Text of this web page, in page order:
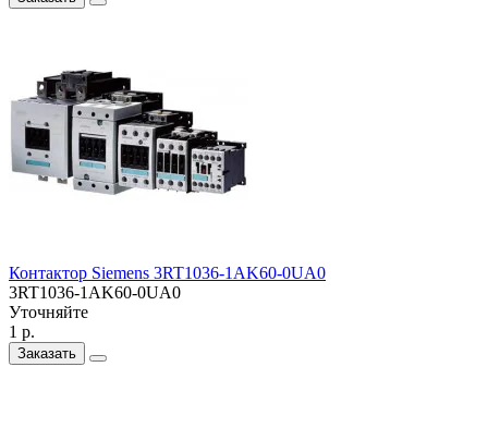
Контактор Siemens 3RT1036-1AK60-0UA0
3RT1036-1AK60-0UA0
Уточняйте
1 р.
Заказать